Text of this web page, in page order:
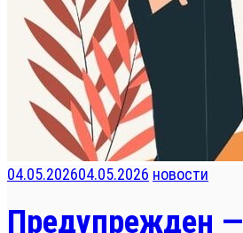
04.05.202604.05.2026 новости
Предупрежден —